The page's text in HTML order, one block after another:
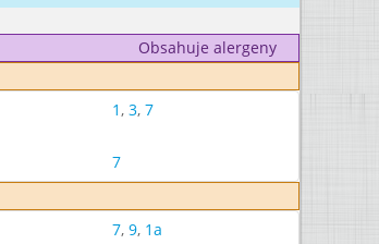
Obsahuje alergeny
1, 3, 7
7
7, 9, 1a